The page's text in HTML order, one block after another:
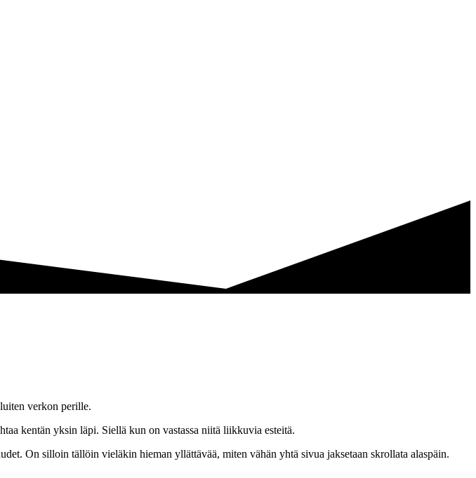
verkon perille.
kentän yksin läpi. Siellä kun on vastassa niitä liikkuvia esteitä.
On silloin tällöin vieläkin hieman yllättävää, miten vähän yhtä sivua jaksetaan skrollata alaspäin.